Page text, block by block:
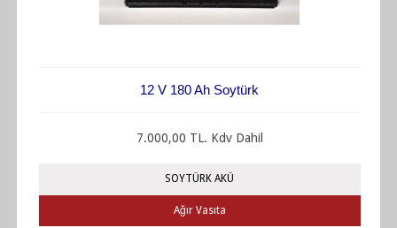
12 V 180 Ah Soytürk
7.000,00 TL. Kdv Dahil
SOYTÜRK AKÜ
Ağır Vasıta